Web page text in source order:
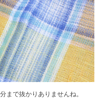
まで抜かりありませんね。